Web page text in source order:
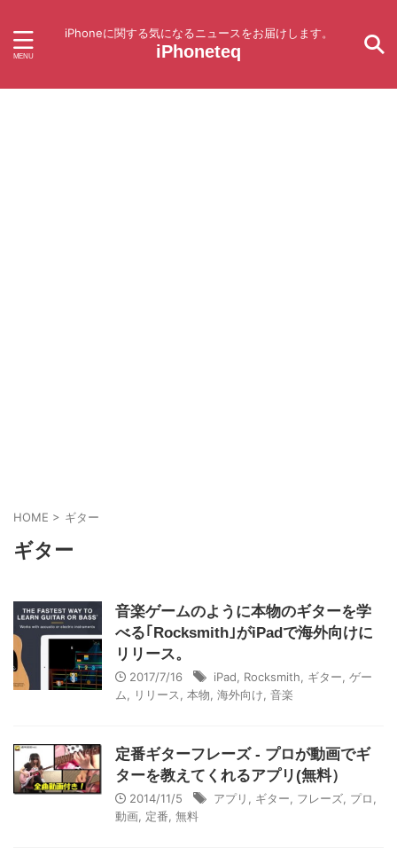
iPhoneに関する気になるニュースをお届けします。
iPhoneteq
HOME > ギター
ギター
音楽ゲームのように本物のギターを学
べる｢Rocksmith｣がiPadで海外向けに
リリース。
2017/7/16 iPad Rocksmith ギター ゲー
ム
リリース 本物 海外向け 音楽
定番ギターフレーズ - プロが動画でギ
ターを教えてくれるアプリ(無料）
2014/11/5 アプリ ギター フレーズ プロ
動画 定番 無料